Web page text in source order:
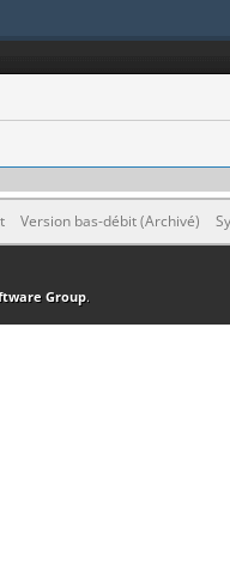
Version bas-débit (Archivé)
Group.